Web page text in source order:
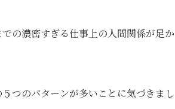
の濃密すぎる仕事上の人間関係が足か
つのパターンが多いことに気づきまし